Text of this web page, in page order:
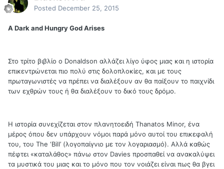
Posted December 25, 2015
A Dark and Hungry God Arises
Στο τρίτο βιβλίο ο Donaldson αλλάζει λίγο ύφος μιας και η ιστορία
επικεντρώνεται πιο πολύ στις δολοπλοκίες, και με τους
πρωταγωνιστές να πρέπει να διαλέξουν αν θα παίξουν το παιχνίδι
των εχθρών τους ή θα διαλέξουν το δικό τους δρόμο.
Η ιστορία συνεχίζεται στον πλανητοειδή Thanatos Minor, ένα
μέρος όπου δεν υπάρχουν νόμοι παρά μόνο αυτοί του επικεφαλή
του, του The ‘Bill’ (λογοπαίγνιο με τον λογαριασμό). Αλλά καθώς
πέφτει «καταλάθος» πάνω στον Davies προσπαθεί να ανακαλύψει
τα μυστικά του μιας και το μόνο που τον νοιάζει είναι πως θα βγει